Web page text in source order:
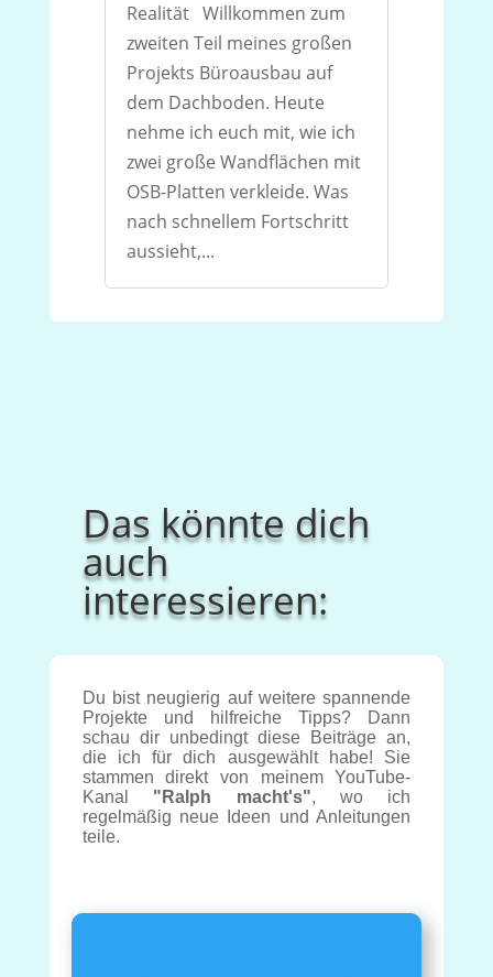
Realität Willkommen zum
zweiten Teil meines großen
Projekts Büroausbau auf
dem Dachboden. Heute
nehme ich euch mit, wie ich
zwei große Wandflächen mit
OSB-Platten verkleide. Was
nach schnellem Fortschritt
aussieht,...
Das könnte dich
auch
interessieren:
Du bist neugierig auf weitere spannende
Projekte und hilfreiche Tipps? Dann
schau dir unbedingt diese Beiträge an,
die ich für dich ausgewählt habe! Sie
stammen direkt von meinem YouTube-
Kanal "Ralph macht's", wo ich
regelmäßig neue Ideen und Anleitungen
teile.